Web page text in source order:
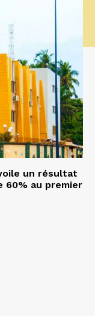
un résultat
60% au premier